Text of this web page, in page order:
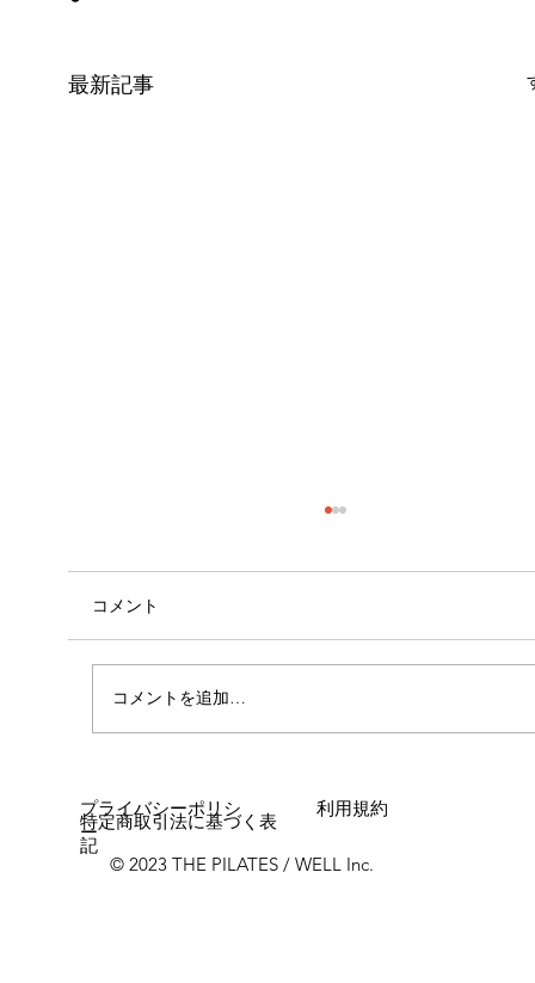
最新記事
コメント
コメントを追加…
© 2023 THE PILATES / WELL Inc.
プライバシーポリシ
ー
利用規約
特定商取引法に基づく表
記